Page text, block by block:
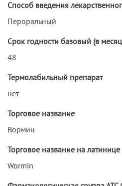
Способ введения
Пероральный
Срок годности базовый (в
48
Термолабильный препарат
нет
Торговое название
Вормин
Торговое название на латинице
Wormin